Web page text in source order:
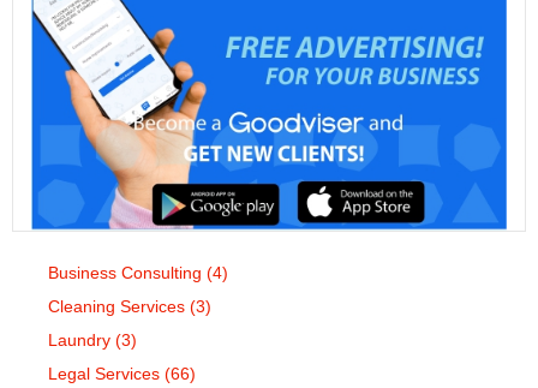
Business Consulting (4)
Cleaning Services (3)
Laundry (3)
Legal Services (66)